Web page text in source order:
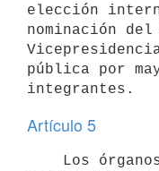
elección
nominación
pública por
Artículo 5